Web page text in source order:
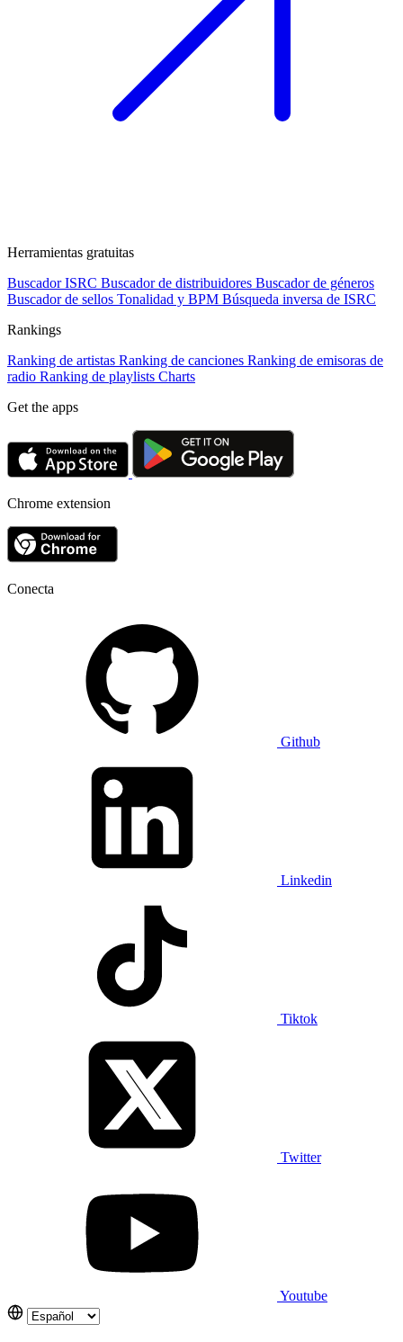
Herramientas gratuitas
Buscador ISRC Buscador de distribuidores Buscador de géneros
Buscador de sellos Tonalidad y BPM Búsqueda inversa de ISRC
Rankings
Ranking de artistas Ranking de canciones Ranking de emisoras de
radio Ranking de playlists Charts
Get the apps
Chrome extension
Conecta
Github
Linkedin
Tiktok
Twitter
Youtube